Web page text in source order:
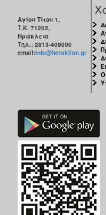
Αγίου Τίτου 1,
Τ.Κ. 71202,
Ηράκλειο
Τηλ.: 2813-409000
email:info@heraklion.gr
Ο